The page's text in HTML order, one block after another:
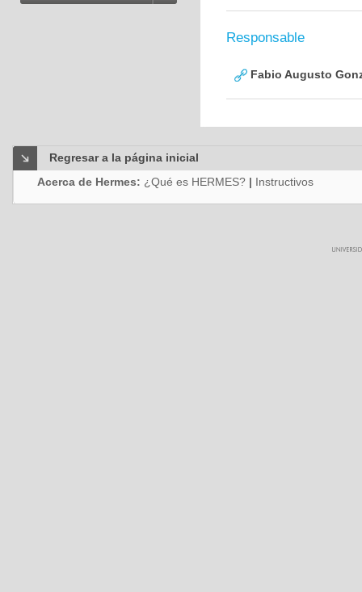
Responsable
Fabio Augusto
Regresar a la página inicial
Acerca de Hermes: ¿Qué es HERMES? | Instructivos